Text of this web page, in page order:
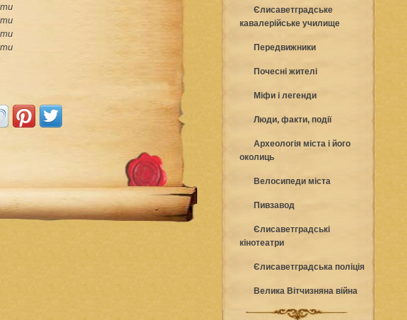
Єлисаветградське
кавалерійське училище
Передвижники
Почесні жителі
Міфи і легенди
Люди, факти, події
Археологія міста і його
околиць
Велосипеди міста
Пивзавод
Єлисаветградські
кінотеатри
Єлисаветградська поліція
Велика Вітчизняна війна